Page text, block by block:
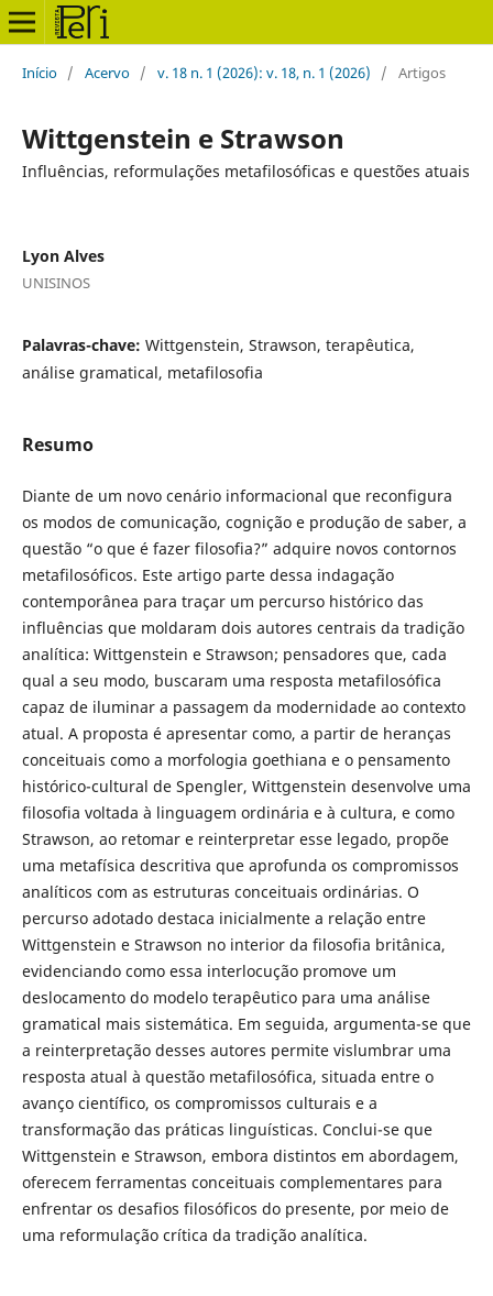
Início / Acervo / v. 18 n. 1 (2026): v. 18, n. 1 (2026) / Artigos
Wittgenstein e Strawson
Influências, reformulações metafilosóficas e questões atuais
Lyon Alves
UNISINOS
Palavras-chave: Wittgenstein, Strawson, terapêutica,
análise gramatical, metafilosofia
Resumo
Diante de um novo cenário informacional que reconfigura
os modos de comunicação, cognição e produção de saber, a
questão “o que é fazer filosofia?” adquire novos contornos
metafilosóficos. Este artigo parte dessa indagação
contemporânea para traçar um percurso histórico das
influências que moldaram dois autores centrais da tradição
analítica: Wittgenstein e Strawson; pensadores que, cada
qual a seu modo, buscaram uma resposta metafilosófica
capaz de iluminar a passagem da modernidade ao contexto
atual. A proposta é apresentar como, a partir de heranças
conceituais como a morfologia goethiana e o pensamento
histórico-cultural de Spengler, Wittgenstein desenvolve uma
filosofia voltada à linguagem ordinária e à cultura, e como
Strawson, ao retomar e reinterpretar esse legado, propõe
uma metafísica descritiva que aprofunda os compromissos
analíticos com as estruturas conceituais ordinárias. O
percurso adotado destaca inicialmente a relação entre
Wittgenstein e Strawson no interior da filosofia britânica,
evidenciando como essa interlocução promove um
deslocamento do modelo terapêutico para uma análise
gramatical mais sistemática. Em seguida, argumenta-se que
a reinterpretação desses autores permite vislumbrar uma
resposta atual à questão metafilosófica, situada entre o
avanço científico, os compromissos culturais e a
transformação das práticas linguísticas. Conclui-se que
Wittgenstein e Strawson, embora distintos em abordagem,
oferecem ferramentas conceituais complementares para
enfrentar os desafios filosóficos do presente, por meio de
uma reformulação crítica da tradição analítica.